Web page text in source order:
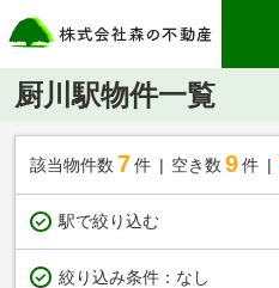
厨川駅物件一覧
該当物件数 7件 空き数 9 件
駅で絞り込む
絞り込み条件： なし